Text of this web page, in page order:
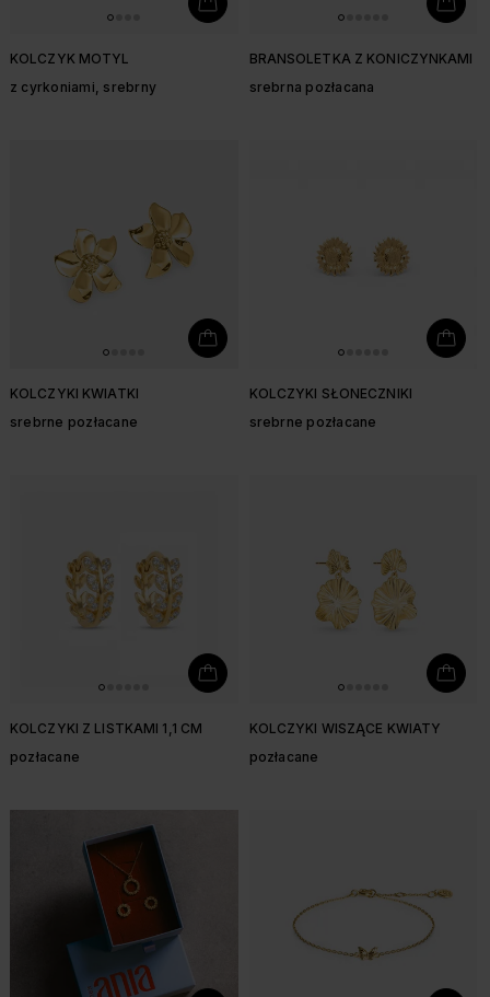
KOLCZYK MOTYL
z cyrkoniami, srebrny
BRANSOLETKA Z KONICZYNKAMI
srebrna pozłacana
KOLCZYKI KWIATKI
srebrne pozłacane
KOLCZYKI SŁONECZNIKI
srebrne pozłacane
KOLCZYKI Z LISTKAMI 1,1 CM
pozłacane
KOLCZYKI WISZĄCE KWIATY
pozłacane